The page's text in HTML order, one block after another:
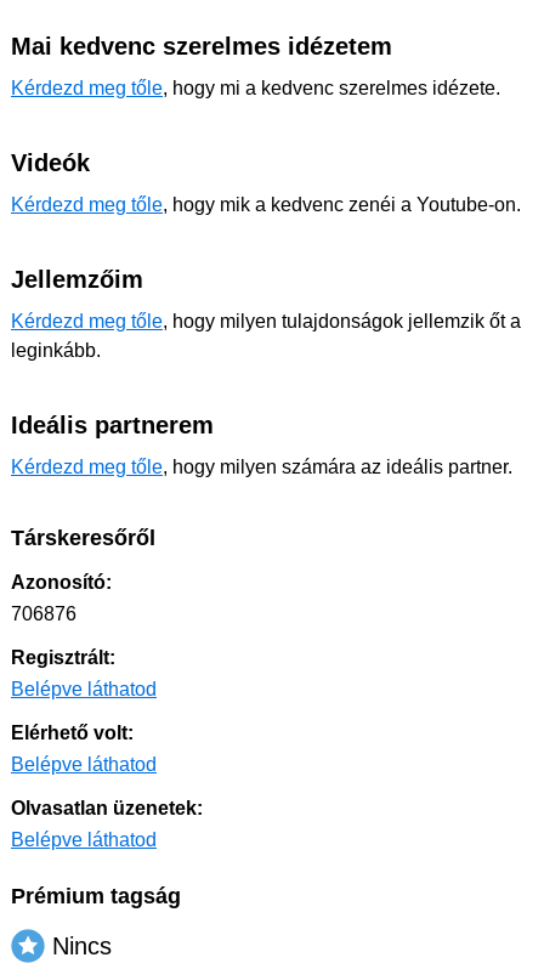
Mai kedvenc szerelmes idézetem
Kérdezd meg tőle, hogy mi a kedvenc szerelmes idézete.
Videók
Kérdezd meg tőle, hogy mik a kedvenc zenéi a Youtube-on.
Jellemzőim
Kérdezd meg tőle, hogy milyen tulajdonságok jellemzik őt a
leginkább.
Ideális partnerem
Kérdezd meg tőle, hogy milyen számára az ideális partner.
Társkeresőről
Azonosító:
706876
Regisztrált:
Belépve láthatod
Elérhető volt:
Belépve láthatod
Olvasatlan üzenetek:
Belépve láthatod
Prémium tagság
Nincs